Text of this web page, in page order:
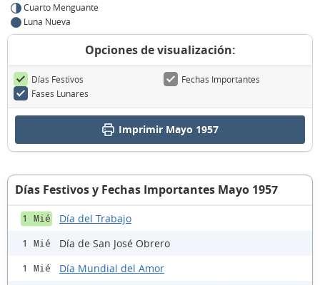
Cuarto Menguante
Luna Nueva
Opciones de visualización:
Días Festivos
Fechas Importantes
Fases Lunares
Imprimir Mayo 1957
Días Festivos y Fechas Importantes Mayo 1957
1 Mié Día del Trabajo
1 Mié Día de San José Obrero
1 Mié Día Mundial del Amor